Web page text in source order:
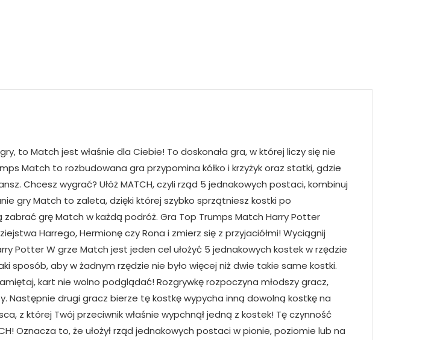
to Match jest właśnie dla Ciebie! To doskonała gra, w której liczy się nie
Match to rozbudowana gra przypomina kółko i krzyżyk oraz statki, gdzie
Chcesz wygrać? Ułóż MATCH, czyli rząd 5 jednakowych postaci, kombinuj
gry Match to zaleta, dzięki której szybko sprzątniesz kostki po
grę Match w każdą podróż. Gra Top Trumps Match Harry Potter
Harrego, Hermionę czy Rona i zmierz się z przyjaciółmi! Wyciągnij
Potter W grze Match jest jeden cel ułożyć 5 jednakowych kostek w rzędzie
sposób, aby w żadnym rzędzie nie było więcej niż dwie takie same kostki.
kart nie wolno podglądać! Rozgrywkę rozpoczyna młodszy gracz,
Następnie drugi gracz bierze tę kostkę wypycha inną dowolną kostkę na
z której Twój przeciwnik właśnie wypchnął jedną z kostek! Tę czynność
Oznacza to, że ułożył rząd jednakowych postaci w pionie, poziomie lub na